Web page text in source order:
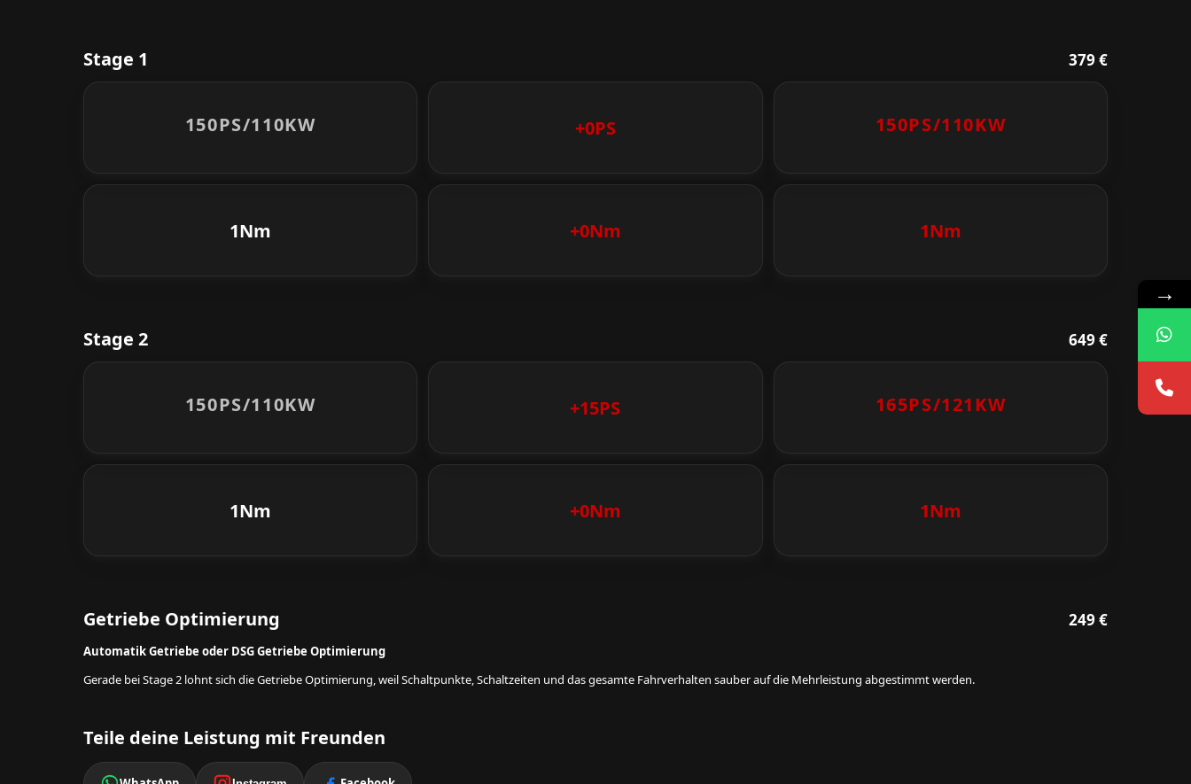
Stage 1 379 €
150PS/110KW +0PS 150PS/110KW
1Nm +0Nm 1Nm
Stage 2 649 €
150PS/110KW +15PS 165PS/121KW
1Nm +0Nm 1Nm
Getriebe Optimierung 249 €
Automatik Getriebe oder DSG Getriebe Optimierung
Gerade bei Stage 2 lohnt sich die Getriebe Optimierung, weil Schaltpunkte, Schaltzeiten und das gesamte Fahrverhalten sauber auf die Mehrleistung abgestimmt werden.
Teile deine Leistung mit Freunden
→